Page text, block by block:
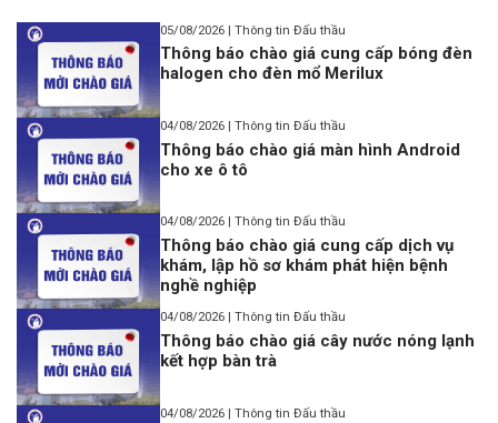
05/08/2026 | Thông tin Đấu thầu
Thông báo chào giá cung cấp bóng đèn
halogen cho đèn mổ Merilux
04/08/2026 | Thông tin Đấu thầu
Thông báo chào giá màn hình Android
cho xe ô tô
04/08/2026 | Thông tin Đấu thầu
Thông báo chào giá cung cấp dịch vụ
khám, lập hồ sơ khám phát hiện bệnh
nghề nghiệp
04/08/2026 | Thông tin Đấu thầu
Thông báo chào giá cây nước nóng lạnh
kết hợp bàn trà
04/08/2026 | Thông tin Đấu thầu